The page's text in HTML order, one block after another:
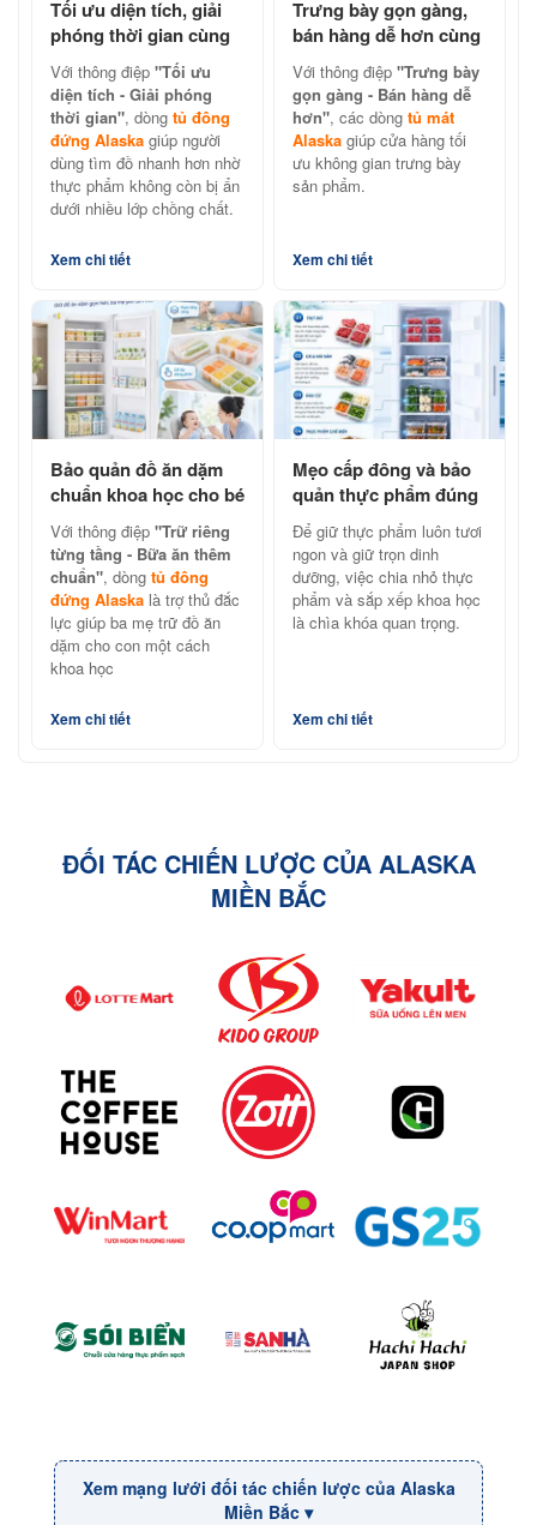
Tối ưu diện tích, giải
phóng thời gian cùng
tủ đông đứng Alaska
Với thông điệp "Tối ưu
diện tích - Giải phóng
thời gian", dòng tủ đông
đứng Alaska giúp người
dùng tìm đồ nhanh hơn nhờ
thực phẩm không còn bị ẩn
dưới nhiều lớp chồng chất.
Xem chi tiết
Trưng bày gọn gàng,
bán hàng dễ hơn cùng
tủ mát Alaska chính
hãng
Với thông điệp "Trưng bày
gọn gàng - Bán hàng dễ
hơn", các dòng tủ mát
Alaska giúp cửa hàng tối
ưu không gian trưng bày
sản phẩm.
Xem chi tiết
Bảo quản đồ ăn dặm
chuẩn khoa học cho bé
cùng tủ đông đứng
Alaska
Với thông điệp "Trữ riêng
từng tầng - Bữa ăn thêm
chuẩn", dòng tủ đông
đứng Alaska là trợ thủ đắc
lực giúp ba mẹ trữ đồ ăn
dặm cho con một cách
khoa học
Xem chi tiết
Mẹo cấp đông và bảo
quản thực phẩm đúng
cách với tủ đông đứng
Alaska
Để giữ thực phẩm luôn tươi
ngon và giữ trọn dinh
dưỡng, việc chia nhỏ thực
phẩm và sắp xếp khoa học
là chìa khóa quan trọng.
Xem chi tiết
ĐỐI TÁC CHIẾN LƯỢC CỦA ALASKA
MIỀN BẮC
Xem mạng lưới đối tác chiến lược của Alaska
Miền Bắc ▾